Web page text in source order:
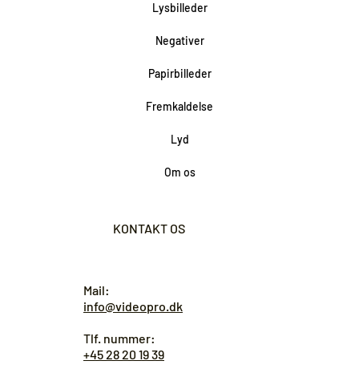
Lysbilleder
Negativer
Papirbilleder
Fremkaldelse
Lyd
Om os
KONTAKT OS
Mail:
info@videopro.dk
Tlf. nummer:
+45 28 20 19 39